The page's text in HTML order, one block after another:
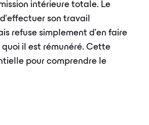
intérieure totale. Le
son travail
refuse simplement d'en faire
il est rémunéré. Cette
pour comprendre le